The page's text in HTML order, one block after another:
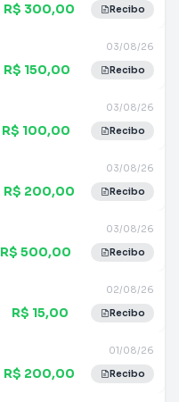
R$ 300,00 Recibo
03/08/26
R$ 150,00 Recibo
03/08/26
R$ 100,00 Recibo
03/08/26
R$ 200,00 Recibo
03/08/26
R$ 500,00 Recibo
02/08/26
R$ 15,00 Recibo
01/08/26
R$ 200,00 Recibo